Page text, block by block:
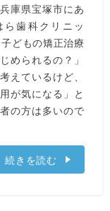
庫県宝塚市にあ
ら歯科クリニッ
どもの矯正治療
められるの？」
えているけど、
が気になる」と
の方は多いので
続きを読む